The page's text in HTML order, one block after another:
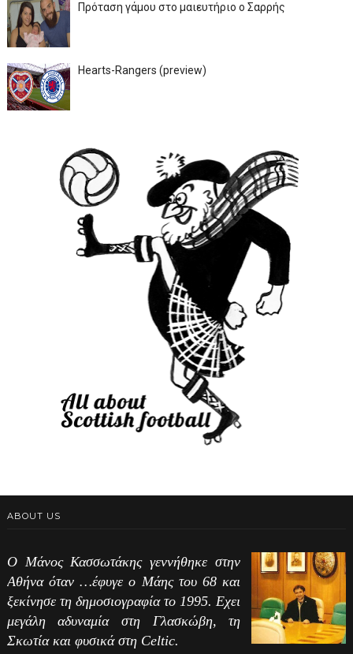
Πρόταση γάμου στο μαιευτήριο ο Σαρρής
Hearts-Rangers (preview)
ABOUT US
Ο Μάνος Κασσωτάκης γεννήθηκε στην
Αθήνα όταν …έφυγε ο Μάης του 68 και
ξεκίνησε τη δημοσιογραφία το 1995. Εχει
μεγάλη αδυναμία στη Γλασκώβη, τη
Σκωτία και φυσικά στη Celtic.